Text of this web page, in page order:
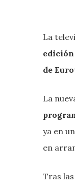
La
edición
de
La
ya en
en
Tras